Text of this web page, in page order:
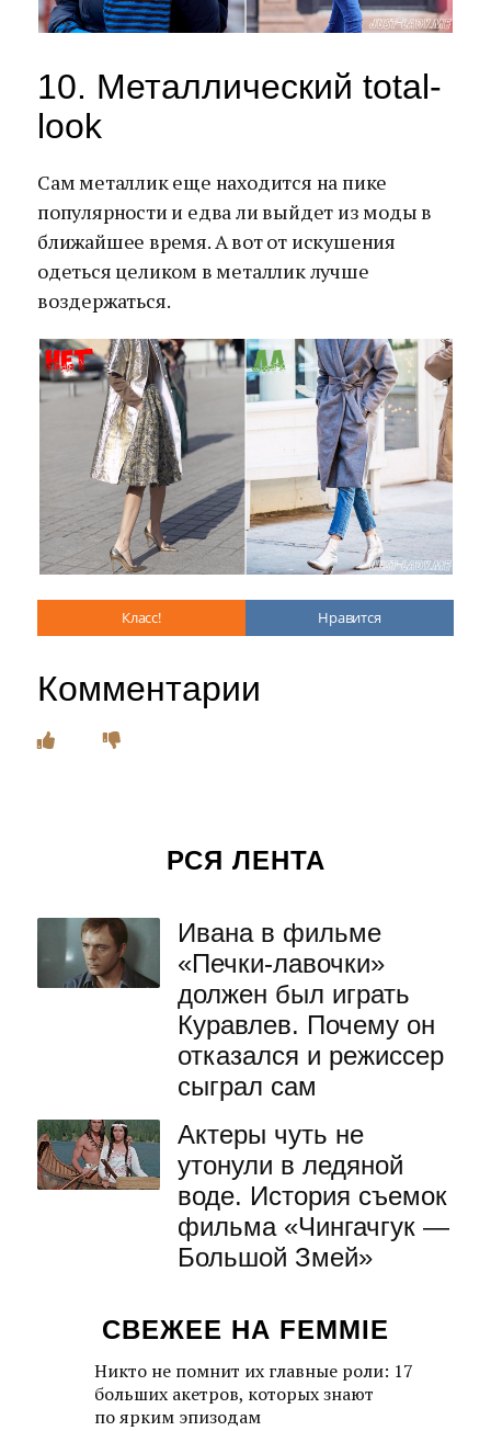
10. Металлический total-
look
Сам металлик еще находится на пике
популярности и едва ли выйдет из моды в
ближайшее время. А вот от искушения
одеться целиком в металлик лучше
воздержаться.
Класс! Нравится
Комментарии
РСЯ ЛЕНТА
Ивана в фильме
«Печки-лавочки»
должен был играть
Куравлев. Почему он
отказался и режиссер
сыграл сам
Актеры чуть не
утонули в ледяной
воде. История съемок
фильма «Чингачгук —
Большой Змей»
СВЕЖЕЕ НА FEMMIE
Никто не помнит их главные роли: 17
больших акетров, которых знают
по ярким эпизодам